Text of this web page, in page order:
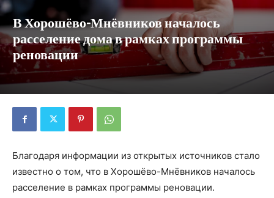
В Хорошёво-Мнёвников началось
расселение дома в рамках программы
реновации
Благодаря информации из открытых источников стало
известно о том, что в Хорошёво-Мнёвников началось
расселение в рамках программы реновации.